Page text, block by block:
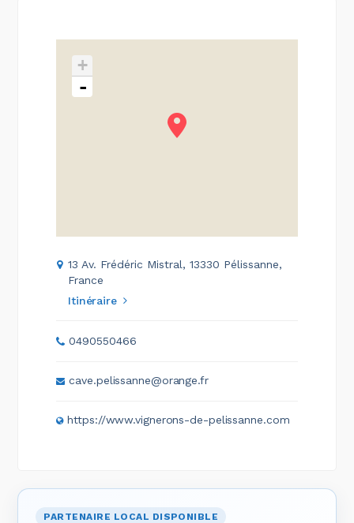
+
-
13 Av. Frédéric Mistral, 13330 Pélissanne,
France
Itinéraire
0490550466
cave.pelissanne@orange.fr
https://www.vignerons-de-pelissanne.com
PARTENAIRE LOCAL DISPONIBLE